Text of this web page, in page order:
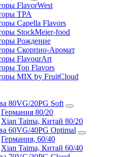
FlavorWest
TPA
Capella Flavors
StockMeier-food
Рождение
Скорпио-Аромат
FlavourArt
Top Flavors
MIX by FruitCloud
80VG/20PG Soft
Германия 80/20
Xian Taima, Китай 80/20
60VG/40PG Optimal
Германия, 60/40
Xian Taima, Китай 60/40